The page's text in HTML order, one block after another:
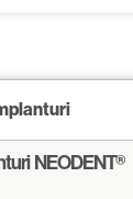
NEODENT®